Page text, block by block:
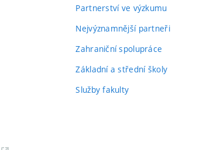
Partnerství ve výzkumu
Nejvýznamnější partneři
Zahraniční spolupráce
Základní a střední školy
Služby fakulty